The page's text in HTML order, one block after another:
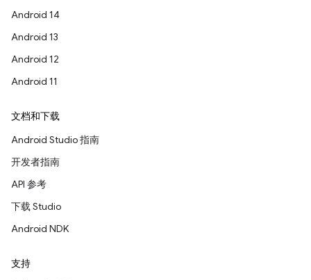
Android 14
Android 13
Android 12
Android 11
文档和下载
Android Studio 指南
开发者指南
API 参考
下载 Studio
Android NDK
支持